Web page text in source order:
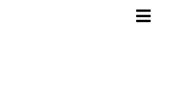
-